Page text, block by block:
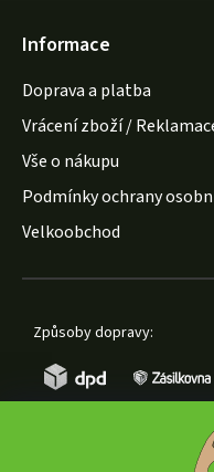
Informace
Doprava a platba
Vrácení zboží /
Vše o nákupu
Podmínky ochrany
Velkoobchod
Způsoby dopravy: